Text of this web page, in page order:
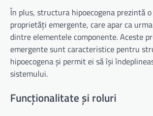
În plus, structura hipoecogena prezintă
proprietăți emergente, care apar ca
dintre elementele componente. Aceste
emergente sunt caracteristice pentru
hipoecogena și permit ei să își
sistemului.
Funcționalitate și roluri